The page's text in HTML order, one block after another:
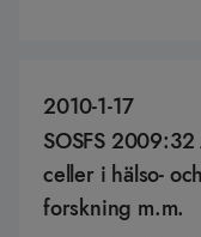
2010-1-17
SOSFS
celler i hälso-
forskning m.m.